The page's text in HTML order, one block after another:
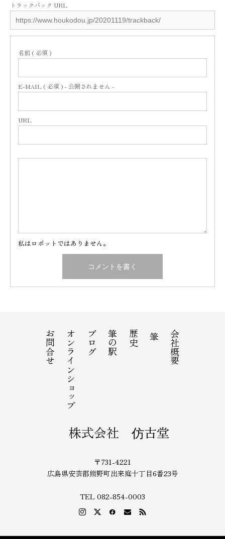
トラックバック URL
名前 ( 必須 )
E-MAIL ( 必須 ) - 公開されません -
URL
私はロボットではありません。
会社概要
筆
歴史
筆の駅
ブログ
オンラインショップ
お問合せ
株式会社 仿古堂
〒731-4221
広島県安芸郡熊野町出来庭十丁目6番23号
TEL 082-854-0003